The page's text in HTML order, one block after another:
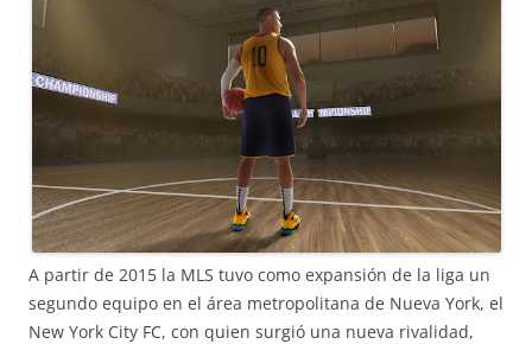
A partir de 2015 la MLS tuvo como expansión de la liga un
segundo equipo en el área metropolitana de Nueva York, el
New York City FC, con quien surgió una nueva rivalidad,